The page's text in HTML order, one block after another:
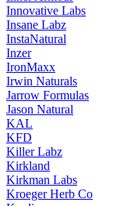
Innovative Labs
Insane Labz
InstaNatural
Inzer
IronMaxx
Irwin Naturals
Jarrow Formulas
Jason Natural
KAL
KFD
Killer Labz
Kirkland
Kirkman Labs
Kroeger Herb Co